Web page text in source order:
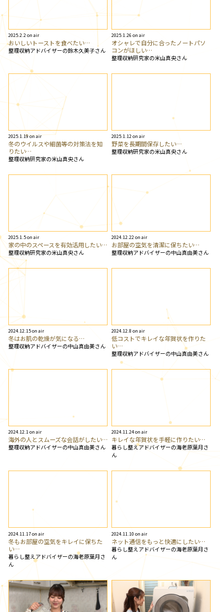
2025.2.2 on air
おいしいトーストを食べたい…
整理収納アドバイザーの鈴木久美子さん
2025.1.26 on air
オシャレで自分に合ったノートパソ
コンがほしい…
整理収納研究家の米山真央さん
2025.1.19 on air
冬のウイルスや細菌等の対策法を知
りたい…
整理収納研究家の米山真央さん
2025.1.12 on air
野菜を長期間保存したい…
整理収納研究家の米山真央さん
2025.1.5 on air
家の中のスペースを有効活用したい…
整理収納研究家の米山真央さん
2024.12.22 on air
お部屋の空気を清潔に保ちたい…
整理収納アドバイザーの中山真由美さん
2024.12.15 on air
冬はお肌の乾燥が気になる…
整理収納アドバイザーの中山真由美さん
2024.12.8 on air
低コストでキレイな年賀状を作りた
い…
整理収納アドバイザーの中山真由美さん
2024.12.1 on air
海外の人とスムーズな会話がしたい…
整理収納アドバイザーの中山真由美さん
2024.11.24 on air
キレイな年賀状を手軽に作りたい…
暮らし整えアドバイザーの海老原葉月さ
ん
2024.11.17 on air
冬もお部屋の空気をキレイに保ちた
い…
暮らし整えアドバイザーの海老原葉月さ
ん
2024.11.10 on air
ネット通信をもっと快適にしたい…
暮らし整えアドバイザーの海老原葉月さ
ん